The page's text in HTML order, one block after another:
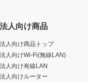
法人向け商品
法人向け商品トップ
法人向けWi-Fi(無線LAN)
法人向け有線LAN
法人向けルーター